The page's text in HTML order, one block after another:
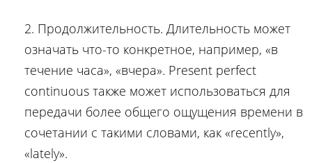
2. Продолжительность. Длительность может
означать что-то конкретное, например, «в
течение часа», «вчера». Present perfect
continuous также может использоваться для
передачи более общего ощущения времени в
сочетании с такими словами, как «recently»,
«lately».